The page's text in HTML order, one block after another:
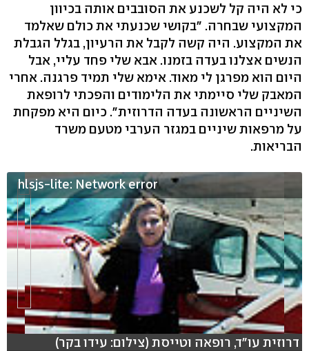
כי לא היה קל לשכנע את הסובבים אותה בכיוון
המקצועי שבחרה. "בקושי שכנעתי את כולם שאלמד
את המקצוע. היה קשה לקבל את הרעיון, בגלל הגבלת
הנשים אצלנו בעדה בזמנו. אבא שלי פחד עליי, אבל
היום הוא מפרגן לי מאוד. אימא שלי תמיד פרגנה. אחרי
המאבק שלי סיימתי את הלימודים והפכתי לרופאת
השיניים הראשונה בעדה הדרוזית". כיום היא מפקחת
על מרפאות שיניים במגזר הערבי מטעם משרד
הבריאות.
hlsjs-lite: Network error
דרוזית עו"ד, רופאה וטייסת (צילום: עידו בקר)